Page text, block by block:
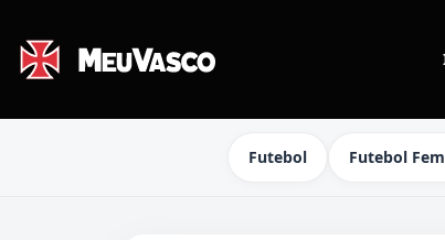
Futebol Futebol